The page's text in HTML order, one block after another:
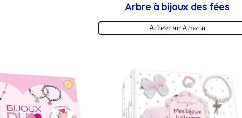
Arbre à bijoux des fées
Acheter sur Amazon